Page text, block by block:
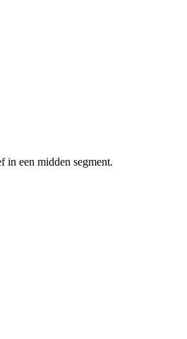
in een midden segment.